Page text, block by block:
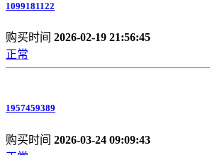
1099181122
购买时间 2026-02-19 21:56:45
正常
1957459389
购买时间 2026-03-24 09:09:43